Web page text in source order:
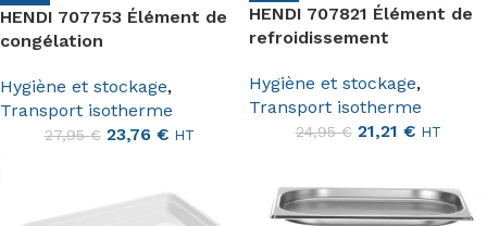
HENDI 707753 Élément de
congélation
Hygiène et stockage,
Transport isotherme
27,95€ 23,76 € HT
HENDI 707821 Élément de
refroidissement
Hygiène et stockage,
Transport isotherme
24,95€ 21,21 € HT